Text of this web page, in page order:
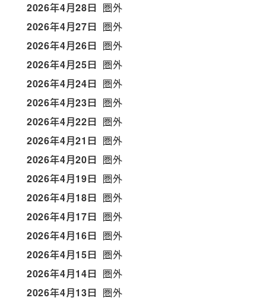
2026年4月28日 圏外
2026年4月27日 圏外
2026年4月26日 圏外
2026年4月25日 圏外
2026年4月24日 圏外
2026年4月23日 圏外
2026年4月22日 圏外
2026年4月21日 圏外
2026年4月20日 圏外
2026年4月19日 圏外
2026年4月18日 圏外
2026年4月17日 圏外
2026年4月16日 圏外
2026年4月15日 圏外
2026年4月14日 圏外
2026年4月13日 圏外